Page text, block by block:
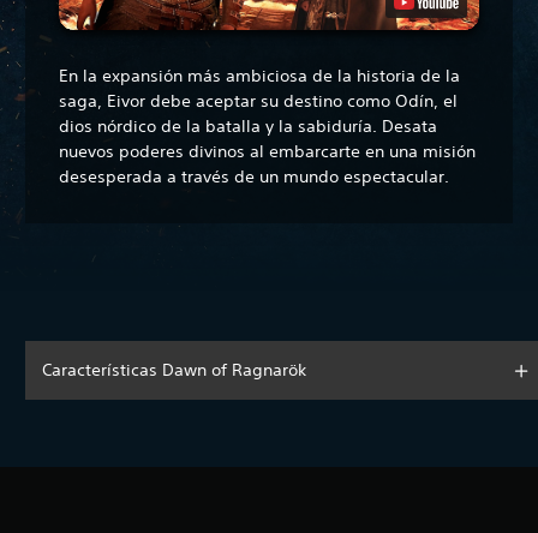
En la expansión más ambiciosa de la historia de la
saga, Eivor debe aceptar su destino como Odín, el
dios nórdico de la batalla y la sabiduría. Desata
nuevos poderes divinos al embarcarte en una misión
desesperada a través de un mundo espectacular.
Características Dawn of Ragnarök